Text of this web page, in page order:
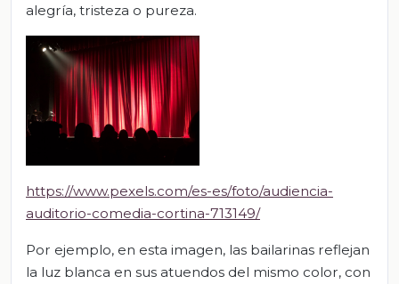
alegría, tristeza o pureza.
https://www.pexels.com/es-es/foto/audiencia-
auditorio-comedia-cortina-713149/
Por ejemplo, en esta imagen, las bailarinas reflejan
la luz blanca en sus atuendos del mismo color, con